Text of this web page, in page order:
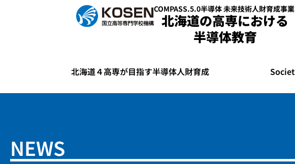
COMPASS.5.0半導体未来技術人財育成事業
北海道の高専における
半導体教育
北海道４高専が目指す半導体人財育成
NEWS